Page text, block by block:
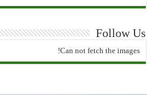
Follow Us
Can not fetch the images!